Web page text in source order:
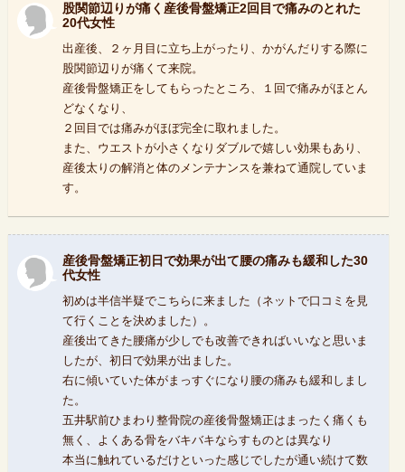
股関節辺りが痛く産後骨盤矯正2回目で痛みのとれた
20代女性
出産後、２ヶ月目に立ち上がったり、かがんだりする際に
股関節辺りが痛くて来院。
産後骨盤矯正をしてもらったところ、１回で痛みがほとん
どなくなり、
２回目では痛みがほぼ完全に取れました。
また、ウエストが小さくなりダブルで嬉しい効果もあり、
産後太りの解消と体のメンテナンスを兼ねて通院していま
す。
産後骨盤矯正初日で効果が出て腰の痛みも緩和した30
代女性
初めは半信半疑でこちらに来ました（ネットで口コミを見
て行くことを決めました）。
産後出てきた腰痛が少しでも改善できればいいなと思いま
したが、初日で効果が出ました。
右に傾いていた体がまっすぐになり腰の痛みも緩和しまし
た。
五井駅前ひまわり整骨院の産後骨盤矯正はまったく痛くも
無く、よくある骨をバキバキならすものとは異なり
本当に触れているだけといった感じでしたが通い続けて数